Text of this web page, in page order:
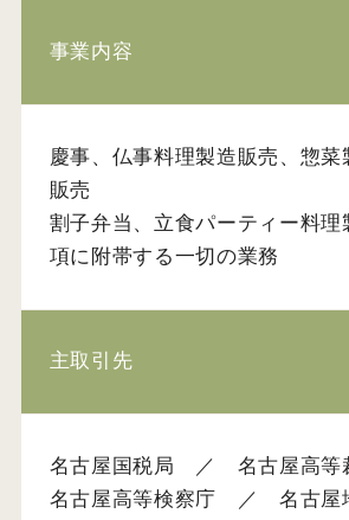
事業内容
慶事、仏事料理製造販売、惣菜
販売
割子弁当、立食パーティー料理
項に附帯する一切の業務
主取引先
名古屋国税局 ／ 名古屋高
名古屋高等検察庁 ／ 名古屋